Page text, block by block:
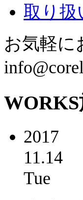
取り扱
お気軽に
WORKS
2017
11.14
Tue